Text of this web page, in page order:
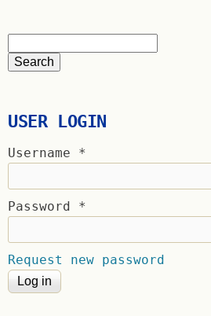
USER LOGIN
Username *
Password *
Request new password